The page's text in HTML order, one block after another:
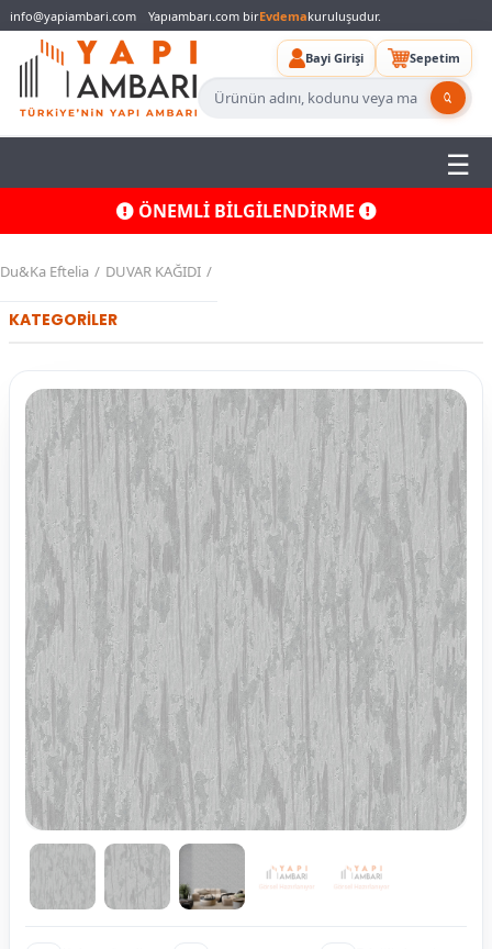
info@yapiambari.com Yapıambarı.com birEvdemakuruluşudur.
Bayi Girişi Sepetim
ÖNEMLİ BİLGİLENDİRME
Du&Ka Eftelia DUVAR KAĞIDI
KATEGORİLER